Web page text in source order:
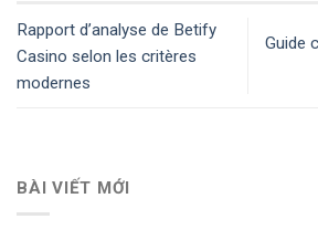
Rapport d’analyse de Betify
Casino selon les critères
modernes
Guide
BÀI VIẾT MỚI